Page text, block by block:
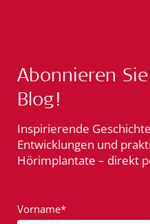
Abonnieren Sie
Blog!
Inspirierende
Entwicklungen und
Hörimplantate – direkt
Vorname*